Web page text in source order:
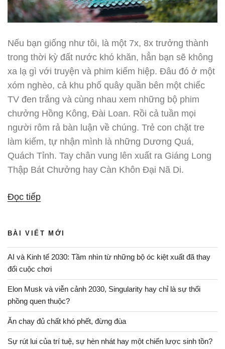
Nếu bạn giống như tôi, là một 7x, 8x trưởng thành
trong thời kỳ đất nước khó khăn, hẳn bạn sẽ không
xa lạ gì với truyện và phim kiếm hiệp. Đâu đó ở một
xóm nghèo, cả khu phố quây quần bên một chiếc
TV đen trắng và cùng nhau xem những bộ phim
chưởng Hồng Kông, Đài Loan. Rồi cả tuần mọi
người rôm rả bàn luận về chúng. Trẻ con chặt tre
làm kiếm, tự nhận mình là những Dương Quá,
Quách Tỉnh. Tay chân vung lên xuất ra Giáng Long
Thập Bát Chưởng hay Càn Khôn Đại Nã Di.
Đọc tiếp“Học
truyện
kiếm
hiệp:
bài
học,
tưởng
BÀI VIẾT MỚI
AI và Kinh tế 2030: Tầm nhìn từ những bộ óc kiệt xuất đã thay
đổi cuộc chơi
Elon Musk và viễn cảnh 2030, Singularity hay chỉ là sự thổi
phồng quen thuộc?
Ăn chay đủ chất khó phết, đừng đùa
Sự rút lui của trí tuệ, sự hèn nhát hay một chiến lược sinh tồn?